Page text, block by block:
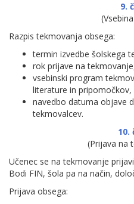
9.
Razpis tekmovanja obsega:
termin izvedbe šolskega
rok prijave na
vsebinski program
literature in pripomočkov,
navedbo datuma objave
tekmovalcev.
10.
(Prijava na
Učenec se na tekmovanje
Bodi FIN, šola pa na način,
Prijava obsega: